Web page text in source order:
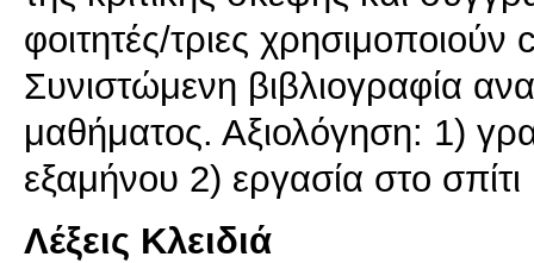
φοιτητές/τριες
Συνιστώμενη βιβλιογραφία
μαθήματος. Αξιολόγηση: 1)
εξαμήνου 2) εργασία στο
Λέξεις Κλειδιά